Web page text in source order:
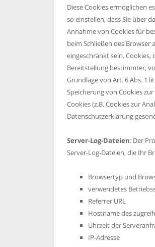
Diese Cookies ermöglichen
so einstellen, dass Sie über
Annahme von Cookies für
beim Schließen des
eingeschränkt sein.
Bereitstellung bestimmter,
Grundlage von Art. 6 Abs. 1
Speicherung von Cookies
Cookies (z.B. Cookies zur
Datenschutzerklärung
Server-Log-Dateien: Der
Server-Log-Dateien, die Ihr
Browsertyp und
verwendetes
Referrer URL
Hostname des
Uhrzeit der
IP-Adresse